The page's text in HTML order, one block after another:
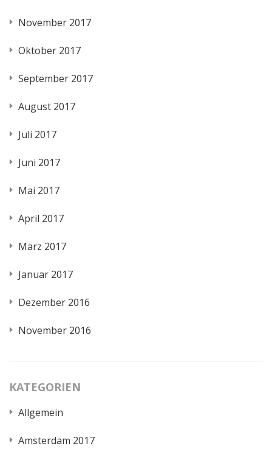
November 2017
Oktober 2017
September 2017
August 2017
Juli 2017
Juni 2017
Mai 2017
April 2017
März 2017
Januar 2017
Dezember 2016
November 2016
KATEGORIEN
Allgemein
Amsterdam 2017